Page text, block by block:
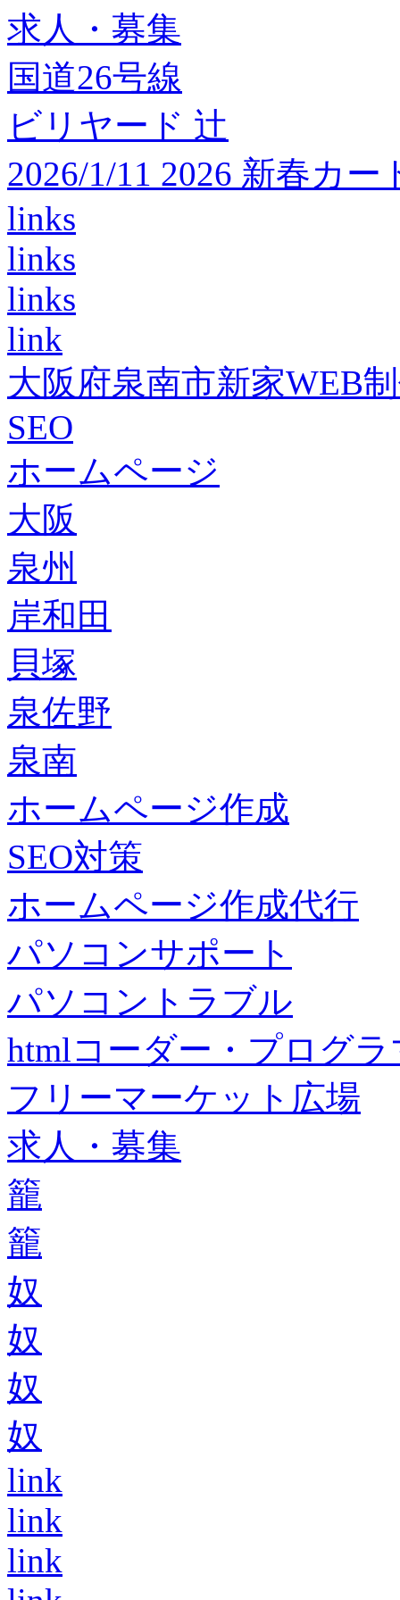
求人・募集
国道26号線
ビリヤード 辻
2026/1/11 2026 新春カ
links
links
links
link
大阪府泉南市新家WEB
SEO
ホームページ
大阪
泉州
岸和田
貝塚
泉佐野
泉南
ホームページ作成
SEO対策
ホームページ作成代行
パソコンサポート
パソコントラブル
htmlコーダー・プログラ
フリーマーケット広場
求人・募集
籠
籠
奴
奴
奴
奴
link
link
link